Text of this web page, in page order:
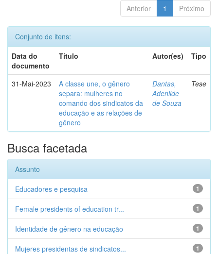
Anterior 1 Próximo
Conjunto de itens:
Data do
documento
Título Autor(es) Tipo
31-Mai-2023
A classe une, o gênero
separa: mulheres no
comando dos sindicatos da
educação e as relações de
gênero
Dantas,
Adenilde
de Souza
Tese
Busca facetada
Assunto
1
Educadores e pesquisa
1
Female presidents of education tr...
1
Identidade de gênero na educação
1
Mujeres presidentas de sindicatos...